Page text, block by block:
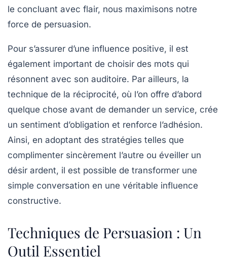
le concluant avec flair, nous maximisons notre
force de persuasion.
Pour s’assurer d’une influence positive, il est
également important de choisir des mots qui
résonnent avec son auditoire. Par ailleurs, la
technique de la réciprocité, où l’on offre d’abord
quelque chose avant de demander un service, crée
un sentiment d’obligation et renforce l’adhésion.
Ainsi, en adoptant des stratégies telles que
complimenter sincèrement l’autre ou éveiller un
désir ardent, il est possible de transformer une
simple conversation en une véritable influence
constructive.
Techniques de Persuasion : Un
Outil Essentiel